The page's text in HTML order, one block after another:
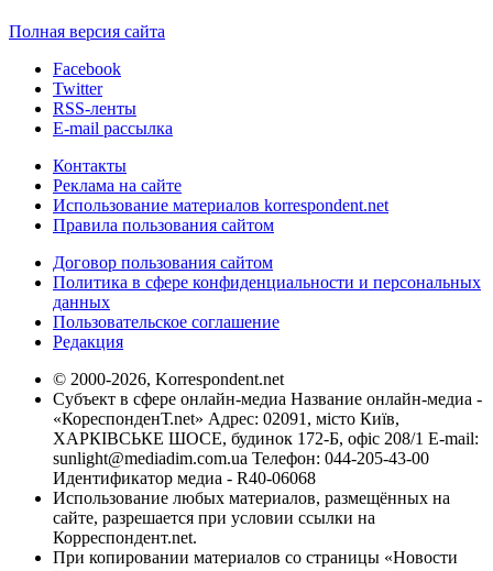
Полная версия сайта
Facebook
Twitter
RSS-ленты
E-mail рассылка
Контакты
Реклама на сайте
Использование материалов korrespondent.net
Правила пользования сайтом
Договор пользования сайтом
Политика в сфере конфиденциальности и персональных
данных
Пользовательское соглашение
Редакция
© 2000-2026, Korrespondent.net
Субъект в сфере онлайн-медиа Название онлайн-медиа -
«КореспонденТ.net» Адрес: 02091, місто Київ,
ХАРКІВСЬКЕ ШОСЕ, будинок 172-Б, офіс 208/1 E-mail:
sunlight@mediadim.com.ua Телефон: 044-205-43-00
Идентификатор медиа - R40-06068
Использование любых материалов, размещённых на
сайте, разрешается при условии ссылки на
Корреспондент.net.
При копировании материалов со страницы «Новости